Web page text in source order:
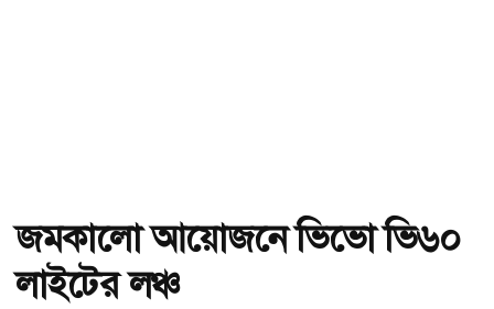
জমকালো আয়োজনে ভিভো ভি৬০
লাইটের লঞ্চ